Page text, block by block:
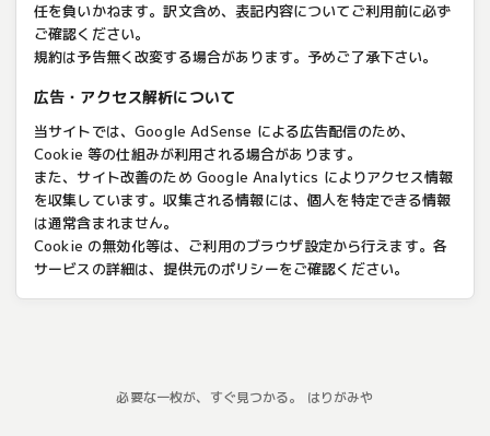
任を負いかねます。訳文含め、表記内容についてご利用前に必ず
ご確認ください。
規約は予告無く改変する場合があります。予めご了承下さい。
広告・アクセス解析について
当サイトでは、Google AdSense による広告配信のため、
Cookie 等の仕組みが利用される場合があります。
また、サイト改善のため Google Analytics によりアクセス情報
を収集しています。収集される情報には、個人を特定できる情報
は通常含まれません。
Cookie の無効化等は、ご利用のブラウザ設定から行えます。各
サービスの詳細は、提供元のポリシーをご確認ください。
必要な一枚が、すぐ見つかる。 はりがみや